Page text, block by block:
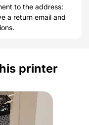
to the address:
a return email and
printer